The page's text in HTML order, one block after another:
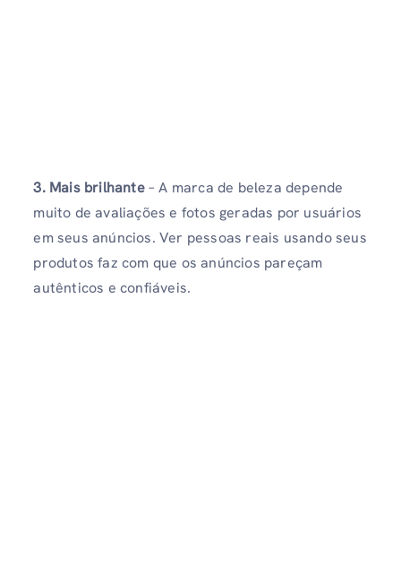
3. Mais brilhante– A marca de beleza depende
muito de avaliações e fotos geradas por usuários
em seus anúncios. Ver pessoas reais usando seus
produtos faz com que os anúncios pareçam
autênticos e confiáveis.